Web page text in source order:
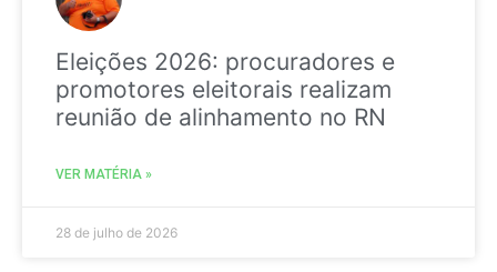
Eleições 2026: procuradores e
promotores eleitorais realizam
reunião de alinhamento no RN
VER MATÉRIA »
28 de julho de 2026